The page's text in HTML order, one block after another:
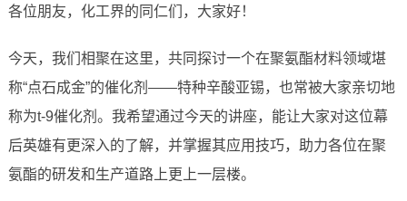
各位朋友，化工界的同仁们，大家好！
今天，我们相聚在这里，共同探讨一个在聚氨酯材料领域堪
称“点石成金”的催化剂——特种辛酸亚锡，也常被大家亲切地
称为t-9催化剂。我希望通过今天的讲座，能让大家对这位幕
后英雄有更深入的了解，并掌握其应用技巧，助力各位在聚
氨酯的研发和生产道路上更上一层楼。